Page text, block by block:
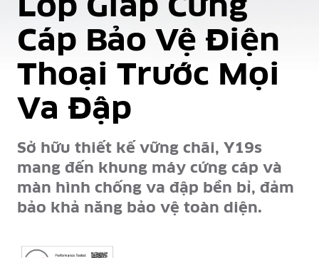
Cáp Bảo Vệ Điện
Thoại Trước Mọi
Va Đập
Sở hữu thiết kế vững chãi, Y19s
mang đến khung máy cứng cáp và
màn hình chống va đập bền bỉ, đảm
bảo khả năng bảo vệ toàn diện.